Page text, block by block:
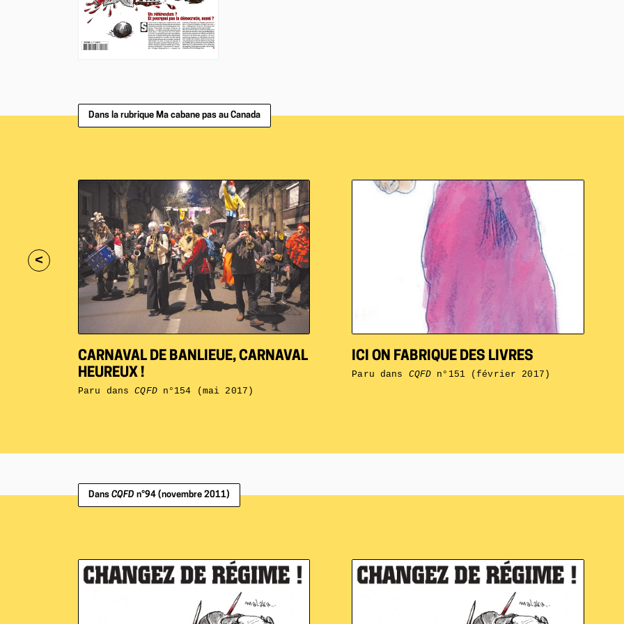
<
Dans la rubrique Ma cabane pas au Canada
CARNAVAL DE BANLIEUE, CARNAVAL
HEUREUX !
Paru dansCQFDn°154 (mai 2017)
ICI ON FABRIQUE DES LIVRES
Paru dans CQFD n°151 (février 2017)
Dans CQFD n°94 (novembre 2011)